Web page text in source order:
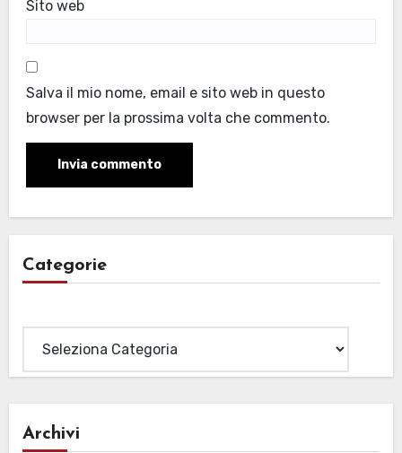
Sito web
Salva il mio nome, email e sito web in questo
browser per la prossima volta che commento.
Categorie
Archivi